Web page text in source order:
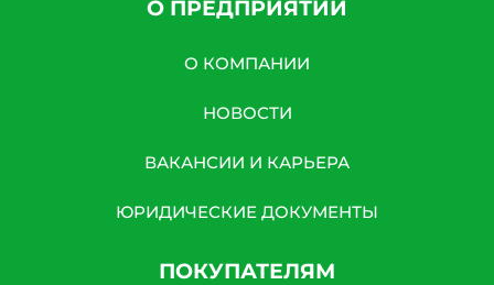
О ПРЕДПРИЯТИИ
О КОМПАНИИ
НОВОСТИ
ВАКАНСИИ И КАРЬЕРА
ЮРИДИЧЕСКИЕ ДОКУМЕНТЫ
ПОКУПАТЕЛЯМ